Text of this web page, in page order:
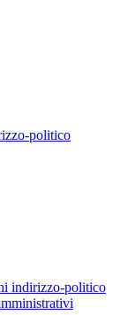
politico
indirizzo-politico